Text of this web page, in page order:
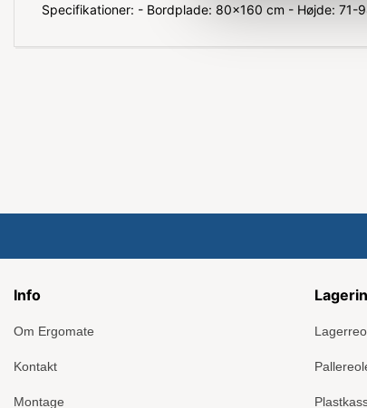
Specifikationer: - Bordplade: 80x160 cm - Højde: 71-
Info
Om Ergomate
Kontakt
Montage